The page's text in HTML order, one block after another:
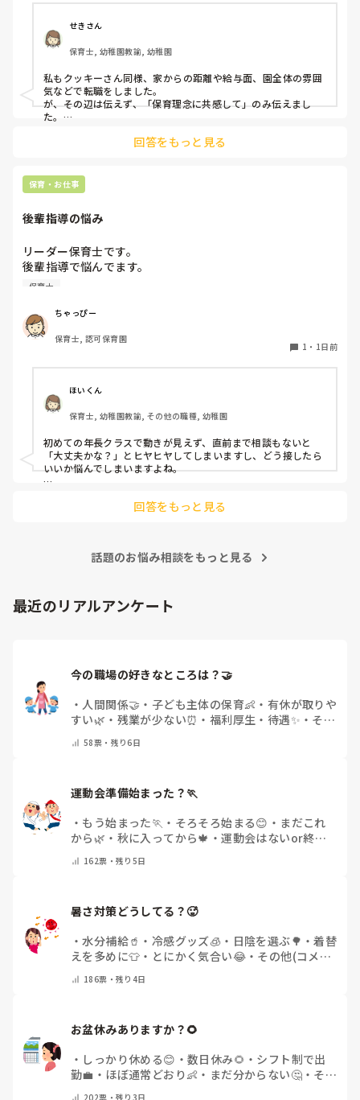
皆さんは、志望動機をどのように答えていますか？また、本
音はどうですか？
せきさん
保育士, 幼稚園教諭, 幼稚園
私もクッキーさん同様、家からの距離や給与面、園全体の雰囲
気などで転職をしました。
が、その辺は伝えず、「保育理念に共感して」のみ伝えまし
た。
回答をもっと見る
保育・お仕事
後輩指導の悩み
リーダー保育士です。
後輩指導で悩んでます。
初めて年長を持つ後輩がいますが
いで様子見てると直前になるまで何もアクションがなかった
り
他の職員に聞いてる様子もなくて
よほど自分に聞きづらいのか、聞く必要性さえ感じないの
か、もうよくわからないです。
対応にも悩みます。
保育士
ちゃっぴー
保育士, 認可保育園
1 ・ 1日前
ほいくん
保育士, 幼稚園教諭, その他の職種, 幼稚園
初めての年長クラスで動きが見えず、直前まで相談もないと
「大丈夫かな？」とヒヤヒヤしてしまいますし、どう接したら
いいか悩んでしまいますよね。
「こんなこと聞いたら迷惑かな」と抱え込んでいるケースがと
件、どこまで進んだ？」「困ってることない？」と具体的に声
「毎日夕方に5分だけ進捗確認の時間を取る」などルール化し
てしまうと、後輩も質問しやすくなりますよ。一人で抱え込ま
回答をもっと見る
話題のお悩み相談をもっと見る
最近のリアルアンケート
・ 人間関係🤝 ・ 子ども主体の保育👶 ・ 有休が取りや
すい🌿 ・ 残業が少ない⏰ ・ 福利厚生・待遇✨ ・ その
58票・ 残り6日
運動会準備始まった？🏃
・ もう始まった🏃 ・ そろそろ始まる😊 ・ まだこれ
から🌿 ・ 秋に入ってから🍁 ・運動会はないor終わ
162票・残り5日
暑さ対策どうしてる？🥵
・水分補給🥤 ・ 冷感グッズ🧊 ・ 日陰を選ぶ🌳 ・着替
えを多めに👕 ・ とにかく気合い😂・ その他(コメン
186票・残り4日
お盆休みありますか？🌻
・ しっかり休める😊 ・ 数日休み🌻 ・ シフト制で出
勤💼 ・ ほぼ通常どおり👶 ・ まだ分からない🤔・ その
202票・残り3日